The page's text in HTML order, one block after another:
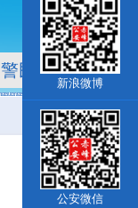
警民互动
新浪微博
公安微信